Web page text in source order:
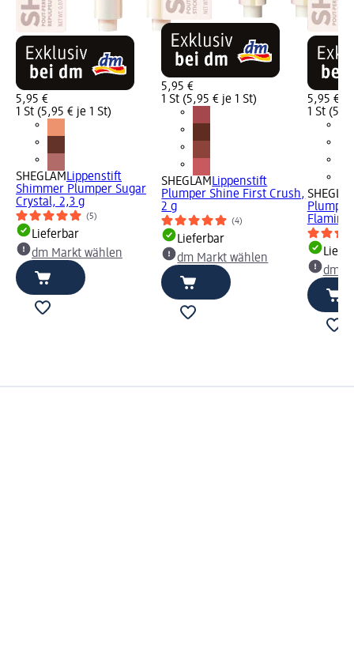
5,95 €
1 St (5,95 € je 1 St)
SHEGLAM Lippenstift
Shimmer Plumper Sugar
Crystal, 2,3 g
(5)
Lieferbar
dm Markt wählen
5,95 €
1 St (5,95 € je 1 St)
SHEGLAM Lippenstift
Plumper Shine First Crush,
2 g
(4)
Lieferbar
dm Markt wählen
5,95 €
1 St
dm